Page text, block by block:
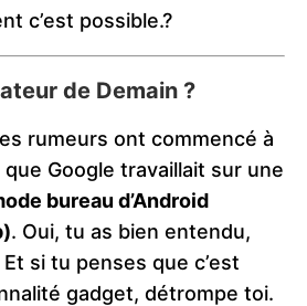
c’est possible.?
de Demain ?
rumeurs ont commencé à
Google travaillait sur une
bureau d’Android
. Oui, tu as bien entendu,
Et si tu penses que c’est
gadget, détrompe toi.